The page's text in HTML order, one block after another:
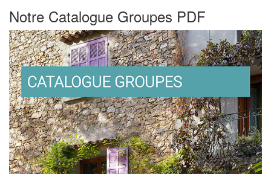
Notre Catalogue Groupes PDF